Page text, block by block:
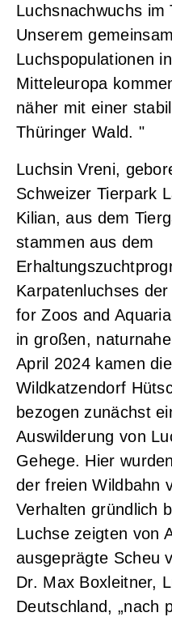
Luchsnachwuchs im
Unserem
Luchspopulationen
Mitteleuropa
näher mit einer
Thüringer Wald. "
Luchsin Vreni,
Schweizer Tierpark
Kilian, aus dem
stammen aus dem
Karpatenluchses
for Zoos and
in großen,
April 2024 kamen
Wildkatzendorf
bezogen zunächst
Auswilderung von
Gehege. Hier
der freien Wildbahn
Verhalten gründlich
Luchse zeigten von
ausgeprägte Scheu
Dr. Max Boxleitner,
Deutschland, „nach